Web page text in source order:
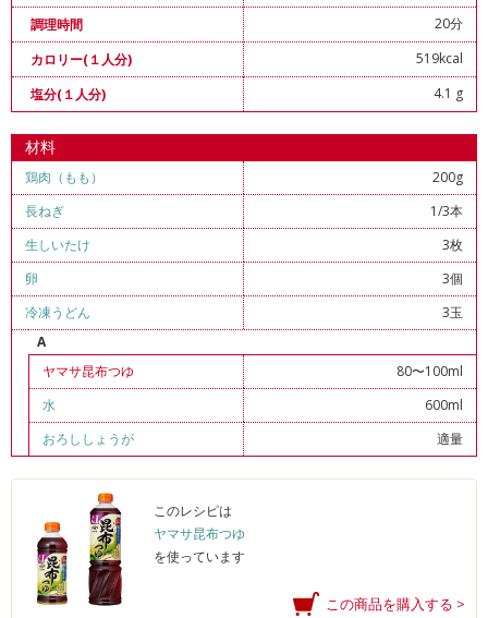
調理時間
20分
カロリー(１人分)
519kcal
塩分(１人分)
4.1 g
材料
鶏肉（もも）
200g
長ねぎ
1/3本
生しいたけ
3枚
卵
3個
冷凍うどん
3玉
A
ヤマサ昆布つゆ
80〜100ml
水
600ml
おろししょうが
適量
このレシピは
ヤマサ昆布つゆ
を使っています
この商品を購入する >